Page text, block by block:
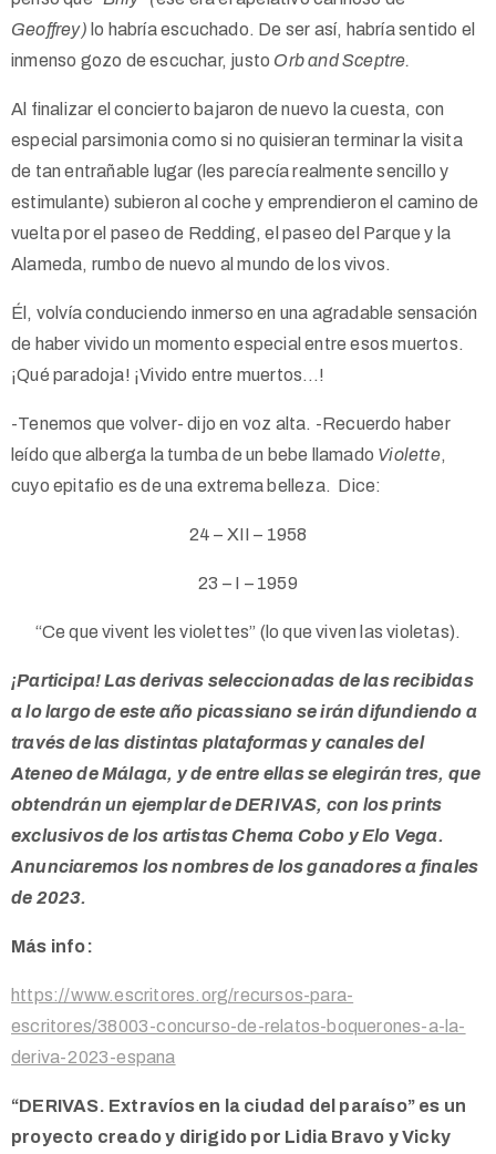
Geoffrey) lo habría escuchado. De ser así, habría sentido el
inmenso gozo de escuchar, justo Orb and Sceptre.
Al finalizar el concierto bajaron de nuevo la cuesta, con
especial parsimonia como si no quisieran terminar la visita
de tan entrañable lugar (les parecía realmente sencillo y
estimulante) subieron al coche y emprendieron el camino de
vuelta por el paseo de Redding, el paseo del Parque y la
Alameda, rumbo de nuevo al mundo de los vivos.
Él, volvía conduciendo inmerso en una agradable sensación
de haber vivido un momento especial entre esos muertos.
¡Qué paradoja! ¡Vivido entre muertos…!
-Tenemos que volver- dijo en voz alta. -Recuerdo haber
leído que alberga la tumba de un bebe llamado Violette,
cuyo epitafio es de una extrema belleza. Dice:
24 – XII – 1958
23 – I – 1959
“Ce que vivent les violettes” (lo que viven las violetas).
¡Participa! Las derivas seleccionadas de las recibidas
a lo largo de este año picassiano se irán difundiendo a
través de las distintas plataformas y canales del
Ateneo de Málaga, y de entre ellas se elegirán tres, que
obtendrán un ejemplar de DERIVAS, con los prints
exclusivos de los artistas Chema Cobo y Elo Vega.
Anunciaremos los nombres de los ganadores a finales
de 2023.
Más info:
https://www.escritores.org/recursos-para-
escritores/38003-concurso-de-relatos-boquerones-a-la-
deriva-2023-espana
“DERIVAS. Extravíos en la ciudad del paraíso” es un
proyecto creado y dirigido por Lidia Bravo y Vicky